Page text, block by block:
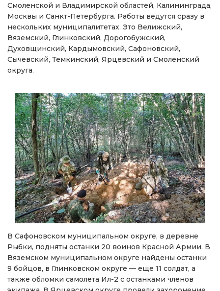
Смоленской и Владимирской областей, Калининграда,
Москвы и Санкт-Петербурга. Работы ведутся сразу в
нескольких муниципалитетах. Это Велижский,
Вяземский, Глинковский, Дорогобужский,
Духовщинский, Кардымовский, Сафоновский,
Сычевский, Темкинский, Ярцевский и Смоленский
округа.
В Сафоновском муниципальном округе, в деревне
Рыбки, подняты останки 20 воинов Красной Армии. В
Вяземском муниципальном округе найдены останки
9 бойцов, в Глинковском округе — еще 11 солдат, а
также обломки самолета Ил-2 с останками членов